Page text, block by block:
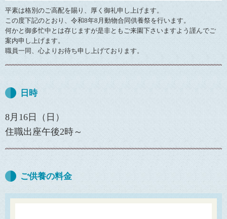
平素は格別のご高配を賜り、厚く御礼申し上げます。
この度下記のとおり、令和8年8月動物合同供養祭を行います。
何かと御多忙中とは存じますが是非ともご来園下さいますよう謹んでご
案内申し上げます。
職員一同、心よりお待ち申し上げております。
日時
8月16日（日）
住職出座午後2時～
ご供養の料金